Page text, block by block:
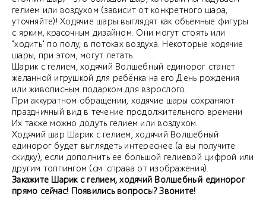
гелием или воздухом (зависит от конкретного шара,
уточняйте)! Ходячие шары выглядят как объемные фигуры
с ярким, красочным дизайном. Они могут стоять или
"ходить" по полу, в потоках воздуха. Некоторые ходячие
шары, при этом, могут летать.
Шарик с гелием, ходячий Волшебный единорог станет
желанной игрушкой для ребёнка на его День рождения
или живописным подарком для взрослого.
При аккуратном обращении, ходячие шары сохраняют
праздничный вид в течение продолжительного времени
Их также можно додуть гелием или воздухом.
Ходячий шар Шарик с гелием, ходячий Волшебный
единорог будет выглядеть интереснее (а вы получите
скидку), если дополнить ее большой гелиевой цифрой или
другим топпингом (см. справа от изображения).
Закажите Шарик с гелием, ходячий Волшебный единорог
прямо сейчас! Появились вопросы? Звоните!